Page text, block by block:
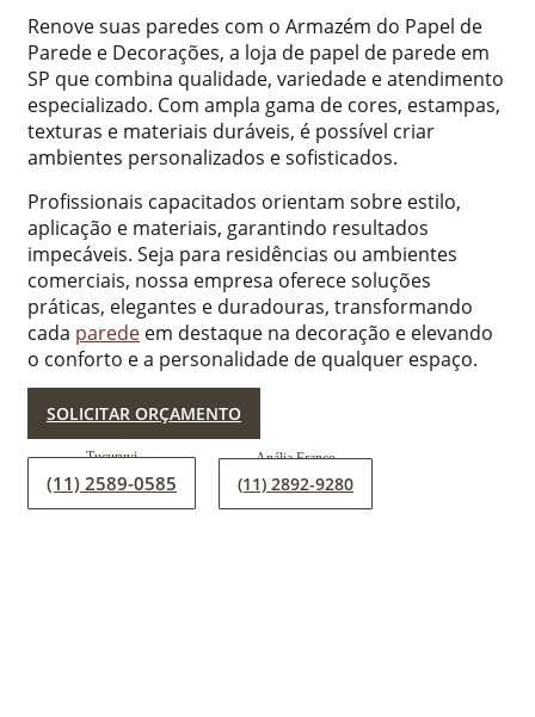
Renove suas paredes com o Armazém do Papel de
Parede e Decorações, a loja de papel de parede em
SP que combina qualidade, variedade e atendimento
especializado. Com ampla gama de cores, estampas,
texturas e materiais duráveis, é possível criar
ambientes personalizados e sofisticados.
Profissionais capacitados orientam sobre estilo,
aplicação e materiais, garantindo resultados
impecáveis. Seja para residências ou ambientes
comerciais, nossa empresa oferece soluções
práticas, elegantes e duradouras, transformando
cada parede em destaque na decoração e elevando
o conforto e a personalidade de qualquer espaço.
SOLICITAR ORÇAMENTO
(11) 2589-0585 (11) 2892-9280